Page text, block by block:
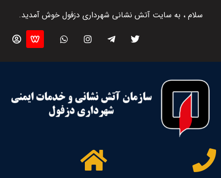
سلام ، به سایت آتش نشانی شهرداری دزفول خوش آمدید.